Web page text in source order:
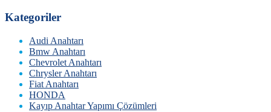
Kategoriler
Audi Anahtarı
Bmw Anahtarı
Chevrolet Anahtarı
Chrysler Anahtarı
Fiat Anahtarı
HONDA
Kayıp Anahtar Yapımı Çözümleri